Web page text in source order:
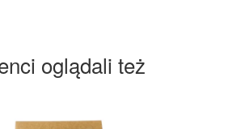
oglądali też